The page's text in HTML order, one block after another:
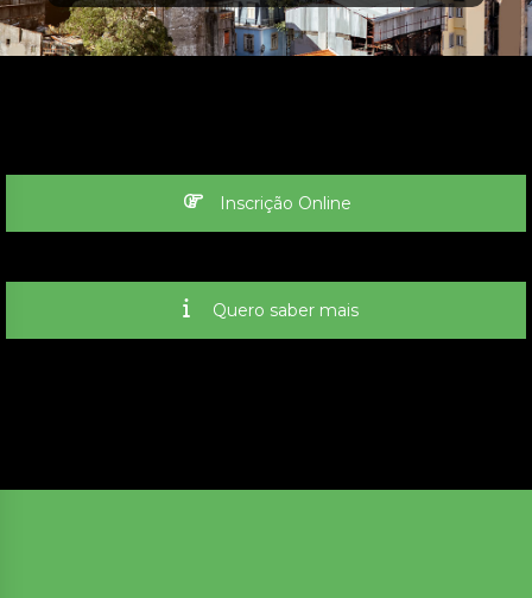
Inscrição Online
Quero saber mais